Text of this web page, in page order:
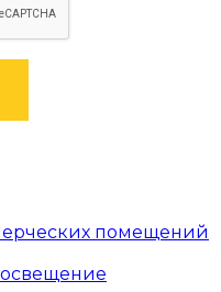
помещений